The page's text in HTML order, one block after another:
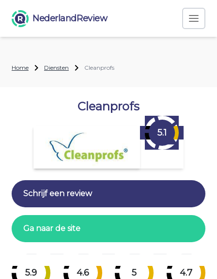
NederlandReview
Home Diensten Cleanprofs
Cleanprofs
5.1
Schrijf een review
Ga naar de site
5.9 4.6 5 4.7